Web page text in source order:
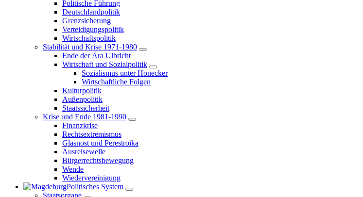
Politische Führung
Deutschlandpolitik
Grenzsicherung
Verteidigungspolitik
Wirtschaftspolitik
Stabilität und Krise 1971-1980
Ende der Ära Ulbricht
Wirtschaft und Sozialpolitik
Sozialismus unter Honecker
Wirtschaftliche Folgen
Kulturpolitik
Außenpolitik
Staatssicherheit
Krise und Ende 1981-1990
Finanzkrise
Rechtsextremismus
Glasnost und Perestroika
Ausreisewelle
Bürgerrechtsbewegung
Wende
Wiedervereinigung
Politisches System
Staatsorgane